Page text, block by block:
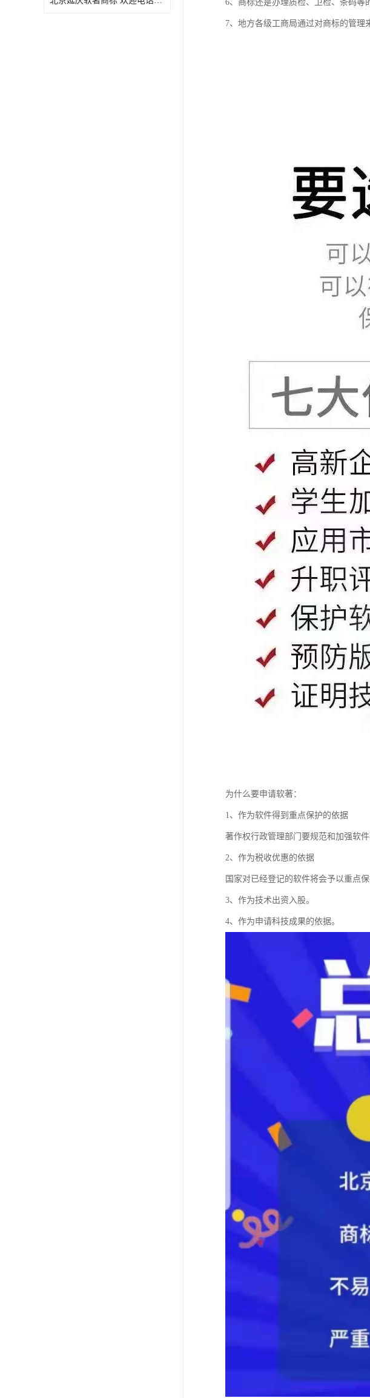
6、商标还是办理质检、卫检、条码等
7、地方各级工商局通过对商标的管理
为什么要申请软著：
1、作为软件得到重点保护的依据
著作权行政管理部门要规范和加强软
2、作为税收优惠的依据
国家对已经登记的软件将会予以重点
3、作为技术出资入股。
4、作为申请科技成果的依据。